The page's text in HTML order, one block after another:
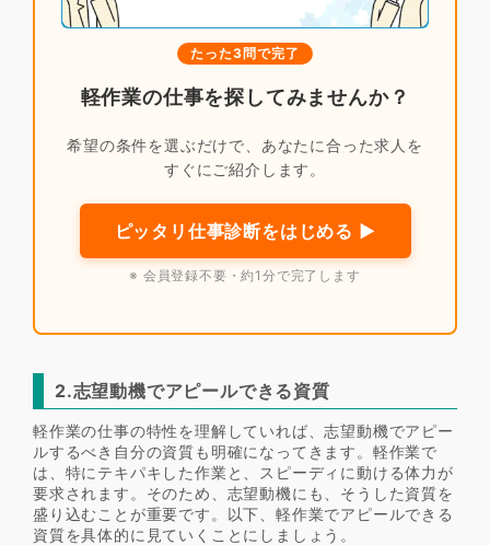
たった3問で完了
軽作業の仕事を探してみませんか？
希望の条件を選ぶだけで、あなたに合った求人を
すぐにご紹介します。
ピッタリ仕事診断をはじめる ▶
※ 会員登録不要・約1分で完了します
2.志望動機でアピールできる資質
軽作業の仕事の特性を理解していれば、志望動機でアピー
ルするべき自分の資質も明確になってきます。軽作業で
は、特にテキパキした作業と、スピーディに動ける体力が
要求されます。そのため、志望動機にも、そうした資質を
盛り込むことが重要です。以下、軽作業でアピールできる
資質を具体的に見ていくことにしましょう。